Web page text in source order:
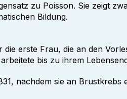
zu Poisson. Sie zeigt
Bildung.
die erste Frau, die an den
bis zu ihrem
nachdem sie an Brustkrebs